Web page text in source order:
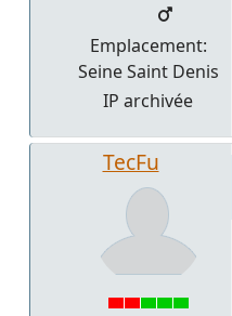
Emplacement:
Seine Saint Denis
IP archivée
TecFu